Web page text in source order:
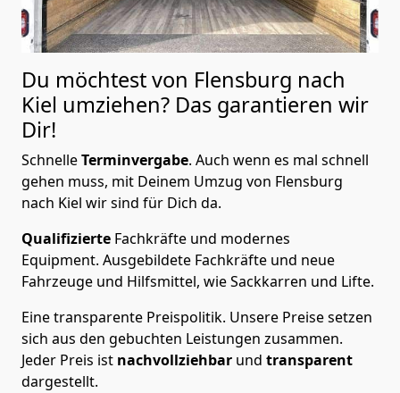
Du möchtest von Flensburg nach
Kiel umziehen? Das garantieren wir
Dir!
SchnelleTerminvergabe. Auch wenn es mal schnell
gehen muss, mit Deinem Umzug von Flensburg
nach Kiel wir sind für Dich da.
Qualifizierte Fachkräfte und modernes
Equipment. Ausgebildete Fachkräfte und neue
Fahrzeuge und Hilfsmittel, wie Sackkarren und Lifte.
Eine transparente Preispolitik. Unsere Preise setzen
sich aus den gebuchten Leistungen zusammen.
Jeder Preis ist nachvollziehbar und transparent
dargestellt.